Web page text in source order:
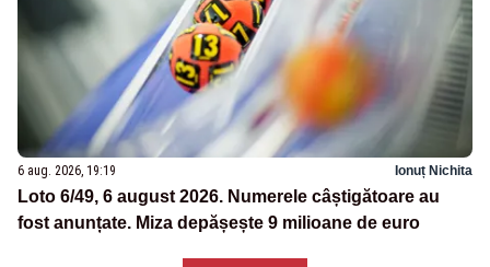
6 aug. 2026, 19:19 Ionuț Nichita
Loto 6/49, 6 august 2026. Numerele câștigătoare au
fost anunțate. Miza depășește 9 milioane de euro